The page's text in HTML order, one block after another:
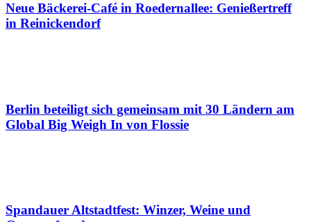
Neue Bäckerei-Café in Roedernallee: Genießertreff
in Reinickendorf
Berlin beteiligt sich gemeinsam mit 30 Ländern am
Global Big Weigh In von Flossie
Spandauer Altstadtfest: Winzer, Weine und